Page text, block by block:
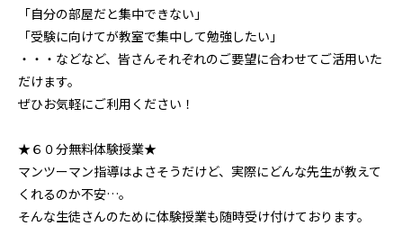
「自分の部屋だと集中できない」
「受験に向けてが教室で集中して勉強したい」
・・・などなど、皆さんそれぞれのご要望に合わせてご活用いた
だけます。
ぜひお気軽にご利用ください！
★６０分無料体験授業★
マンツーマン指導はよさそうだけど、実際にどんな先生が教えて
くれるのか不安…。
そんな生徒さんのために体験授業も随時受け付けております。